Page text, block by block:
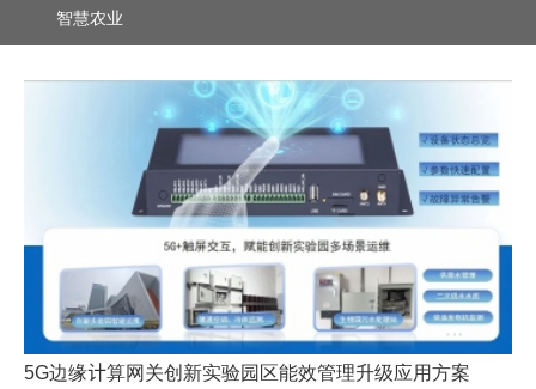
智慧农业
5G边缘计算网关创新实验园区能效管理升级应用方案